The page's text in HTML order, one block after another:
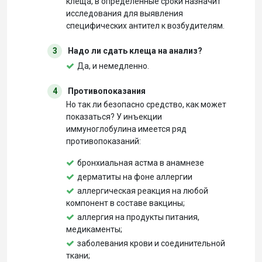
исследования для выявления
специфических антител к возбудителям.
3
Надо ли сдать клеща на анализ?
Да, и немедленно.
4
Противопоказания
Но так ли безопасно средство, как может
показаться? У инъекции
иммуноглобулина имеется ряд
противопоказаний:
бронхиальная астма в анамнезе
дерматиты на фоне аллергии
аллергическая реакция на любой
компонент в составе вакцины;
аллергия на продукты питания,
медикаменты;
заболевания крови и соединительной
ткани;